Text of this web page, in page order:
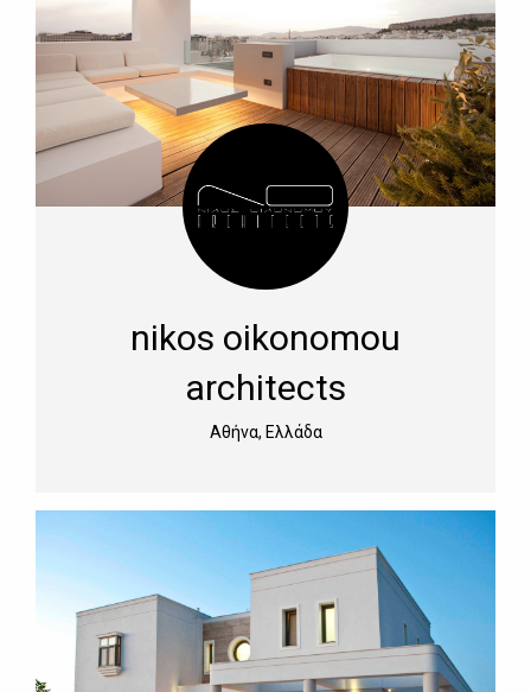
nikos oikonomou
architects
Αθήνα, Ελλάδα